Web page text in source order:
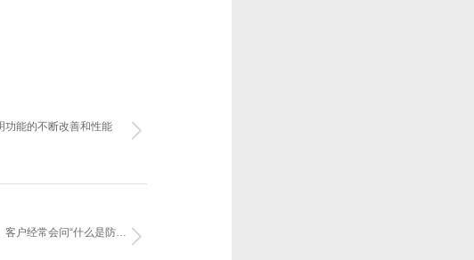
功能的不断改善和性能
客户经常会问“什么是防…